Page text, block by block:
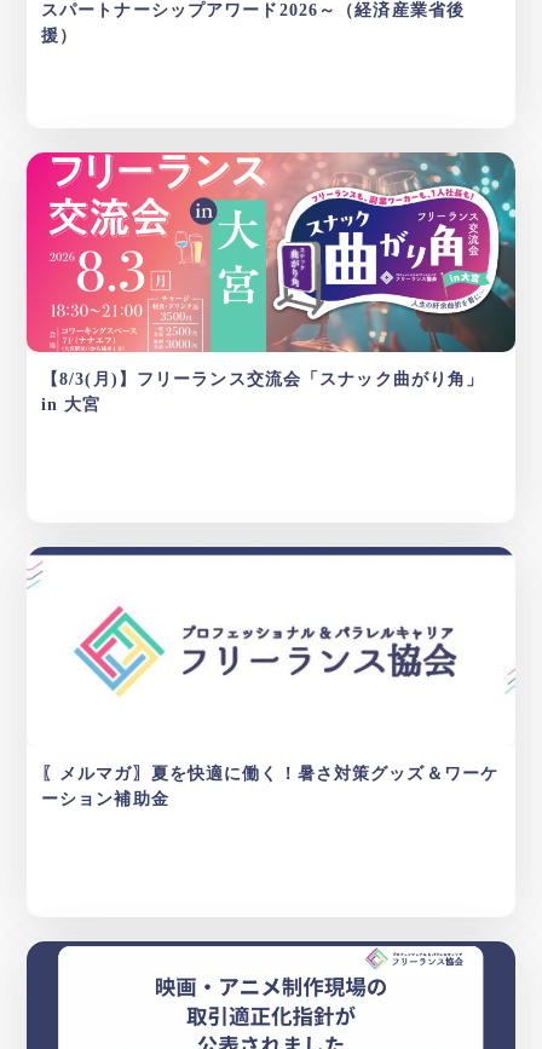
スパートナーシップアワード2026～（経済産業省後
援）
【8/3(月)】フリーランス交流会「スナック曲がり角」
in 大宮
〖メルマガ〗夏を快適に働く！暑さ対策グッズ＆ワーケ
ーション補助金